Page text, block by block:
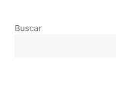
Buscar